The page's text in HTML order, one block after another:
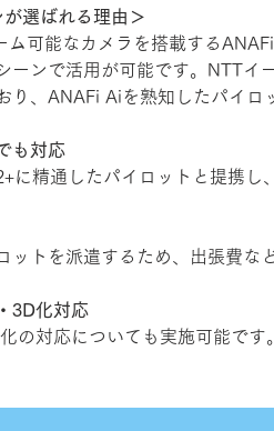
選ばれる理由＞
ム可能なカメラを搭載する
ーンで活用が可能です。NTTイ
り、ANAFi Aiを熟知したパイロ
も対応
に精通したパイロットと提携し
ットを派遣するため、出張費な
3D化対応
の対応についても実施可能で